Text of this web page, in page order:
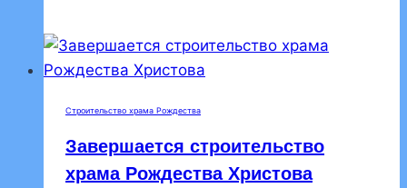
преподаватель
детской
Строительство храма Рождества
Завершается строительство
храма Рождества Христова